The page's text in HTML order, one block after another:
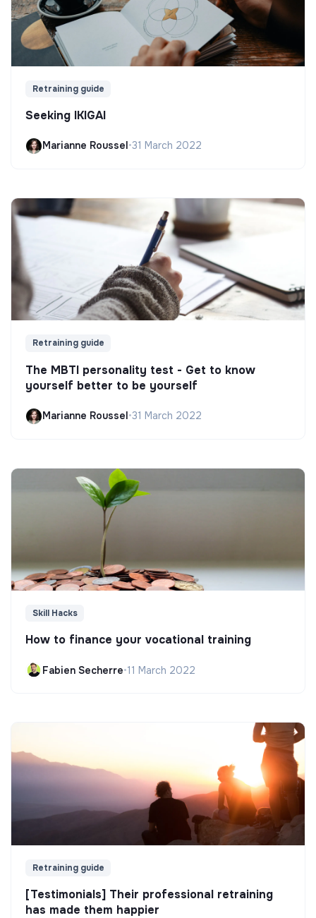
Retraining guide
Seeking IKIGAI
Marianne Roussel •31 March 2022
Retraining guide
The MBTI personality test - Get to know
yourself better to be yourself
Marianne Roussel•31 March 2022
Skill Hacks
How to finance your vocational training
Fabien Secherre•11 March 2022
Retraining guide
[Testimonials] Their professional retraining
has made them happier